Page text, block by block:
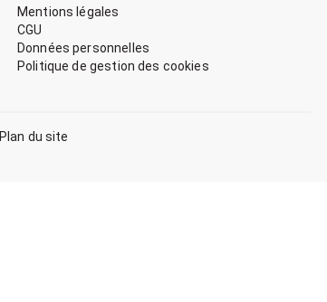
Mentions légales
CGU
Données personnelles
Politique de gestion des cookies
Plan du site